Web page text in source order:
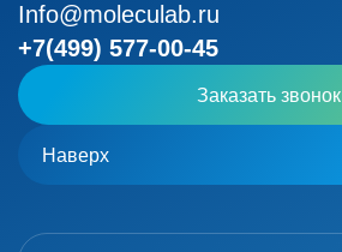
Info@moleculab.ru
+7(499) 577-00-45
Заказать звонок
Наверх